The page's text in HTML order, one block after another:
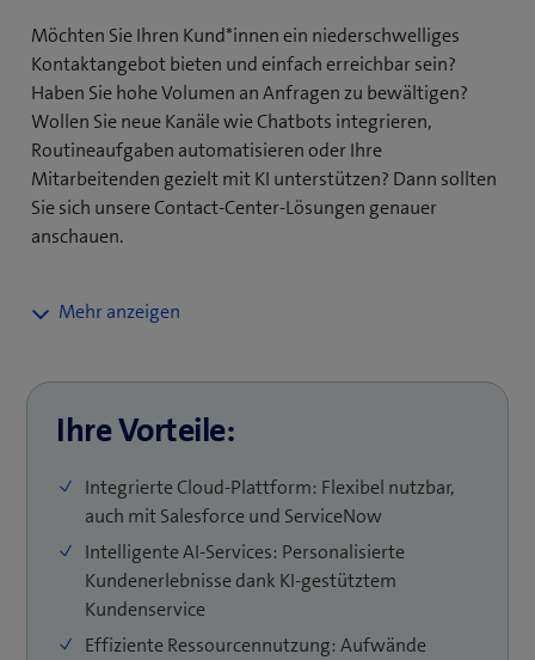
Wir begleiten Sie umfassend von der Beratung über
die Implementierung bis zum Betrieb. Dabei arbeiten
wir herstellerunabhängig, richten uns nach Ihren
Zielen und greifen auf die Erfahrung aus über 200
erfolgreichen Kundenprojekten mit mehr als 19’000
Contact Center Arbeitsplätzen in der Schweiz zurück.
Möchten Sie Ihren Kund*innen ein niederschwelliges
Kontaktangebot bieten und einfach erreichbar sein?
Haben Sie hohe Volumen an Anfragen zu bewältigen?
Wollen Sie neue Kanäle wie Chatbots integrieren,
Routineaufgaben automatisieren oder Ihre
Mitarbeitenden gezielt mit KI unterstützen? Dann sollten
Sie sich unsere Contact-Center-Lösungen genauer
anschauen.
begleiten Sie von der ersten Idee bis zur erfolgreichen
Umsetzung. Dabei holen wir Sie dort ab, wo Sie gerade
stehen und haben auch die Möglichkeit, schrittweise in
die Cloud zu migrieren. Unsere weitreichenden
Erfahrungen und erfolgreiche Projektumsetzungen
meistern.
Ihre Vorteile:
Integrierte Cloud-Plattform: Flexibel nutzbar,
auch mit Salesforce und ServiceNow
Intelligente AI-Services: Personalisierte
Kundenerlebnisse dank KI-gestütztem
Kundenservice
Effiziente Ressourcennutzung: Aufwände